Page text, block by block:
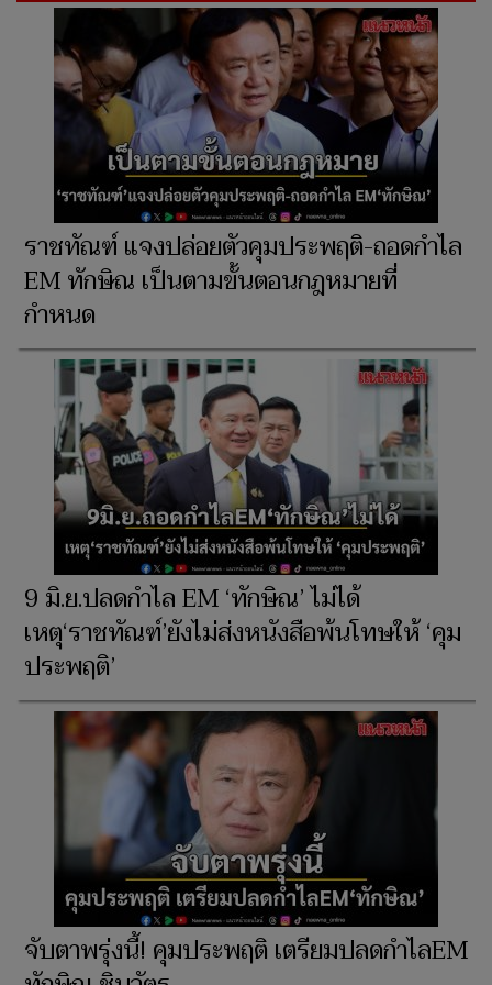
ราชทัณฑ์ แจงปล่อยตัวคุมประพฤติ-ถอดกำไล
EM ทักษิณ เป็นตามขั้นตอนกฎหมายที่
กำหนด
9 มิ.ย.ปลดกำไล EM ‘ทักษิณ’ ไม่ได้
เหตุ‘ราชทัณฑ์’ยังไม่ส่งหนังสือพ้นโทษให้ ‘คุม
ประพฤติ’
จับตาพรุ่งนี้! คุมประพฤติ เตรียมปลดกำไลEM